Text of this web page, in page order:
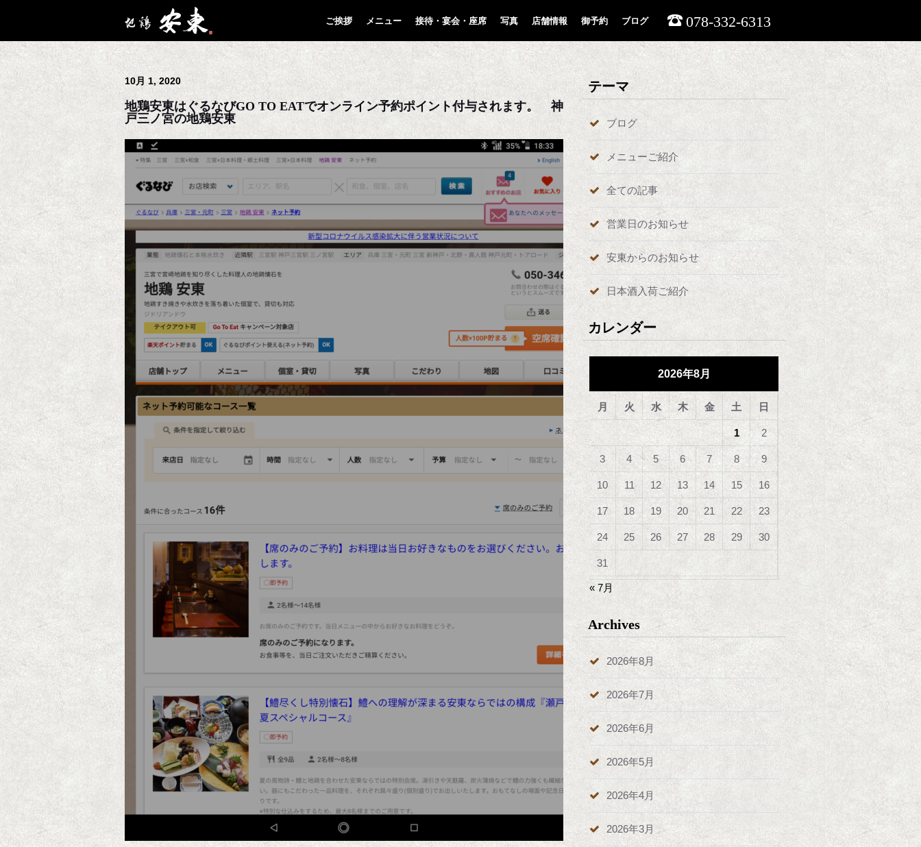
ご挨拶 メニュー 接待・宴会・座席 写真 店舗情報 御予約 ブログ 078-332-6313
10月 1, 2020
地鶏安東はぐるなびGO TO EATでオンライン予約ポイント付与されます。 神
戸三ノ宮の地鶏安東
テーマ
ブログ
メニューご紹介
全ての記事
営業日のお知らせ
安東からのお知らせ
日本酒入荷ご紹介
カレンダー
2026年8月
月 火 水 木 金 土 日
1 2
3 4 5 6 7 8 9
10 11 12 13 14 15 16
17 18 19 20 21 22 23
24 25 26 27 28 29 30
31
« 7月
Archives
2026年8月
2026年7月
2026年6月
2026年5月
2026年4月
2026年3月